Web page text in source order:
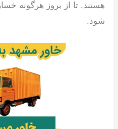
هستند. تا از بروز هرگونه
شود.